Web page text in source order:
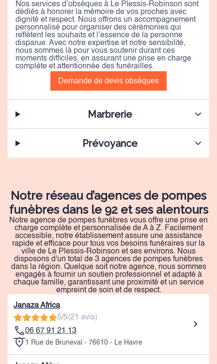
Nos services d’obsèques à Le Plessis-Robinson sont
dédiés à honorer la mémoire de vos proches avec
dignité et respect. Nous offrons un accompagnement
personnalisé pour organiser des cérémonies qui
reflètent les souhaits et l’essence de la personne
disparue. Avec notre expertise et notre sensibilité,
nous sommes là pour vous soutenir durant ces
moments difficiles, en assurant une prise en charge
complète et attentionnée des funérailles.
Demande de devis obsèques
Marbrerie
Prévoyance
Notre réseau d’agences de pompes
funèbres dans le 92 et ses alentours
Notre agence de pompes funèbres vous offre une prise en
charge complète et personnalisée de A à Z. Facilement
accessible, notre établissement assure une assistance
rapide et efficace pour tous vos besoins funéraires sur la
ville de Le Plessis-Robinson et ses environs. Nous
disposons d'un total de 3 agences de pompes funèbres
dans la région. Quelque soit notre agence, nous sommes
engagés à fournir un soutien professionnel et adapté à
chaque famille, garantissant une proximité et un service
empreint de soin et de respect.
Janaza Africa
5/5(21 avis)
06 67 91 21 13
1 Rue de Bruneval - 76610 - Le Havre